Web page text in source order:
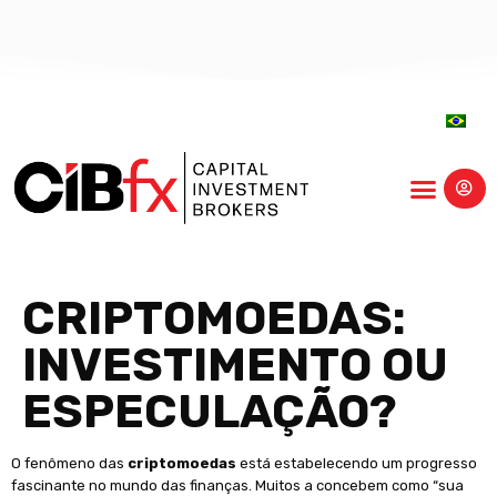
CRIPTOMOEDAS:
INVESTIMENTO OU
ESPECULAÇÃO?
O fenômeno das criptomoedas está estabelecendo um progresso
fascinante no mundo das finanças. Muitos a concebem como “sua